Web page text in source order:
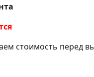
стоимость перед